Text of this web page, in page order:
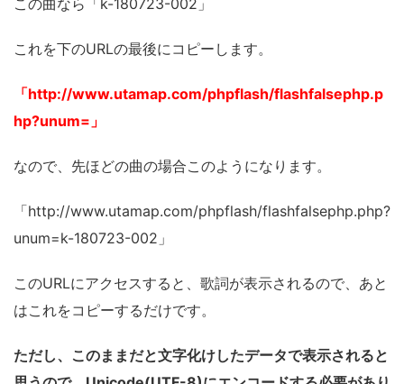
これを下のURLの最後にコピーします。
「http://www.utamap.com/phpflash/flashfalsephp.p
hp?unum=」
なので、先ほどの曲の場合このようになります。
「http://www.utamap.com/phpflash/flashfalsephp.php?
unum=k-180723-002」
このURLにアクセスすると、歌詞が表示されるので、あと
はこれをコピーするだけです。
ただし、このままだと文字化けしたデータで表示されると